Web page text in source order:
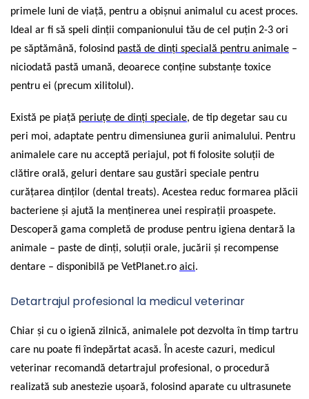
primele luni de viață, pentru a obișnui animalul cu acest proces.
Ideal ar fi să speli dinții companionului tău de cel puțin 2-3 ori
pe săptămână, folosind pastă de dinți specială pentru animale –
niciodată pastă umană, deoarece conține substanțe toxice
pentru ei (precum xilitolul).
Există pe piață periuțe de dinți speciale, de tip degetar sau cu
peri moi, adaptate pentru dimensiunea gurii animalului. Pentru
animalele care nu acceptă periajul, pot fi folosite soluții de
clătire orală, geluri dentare sau gustări speciale pentru
curățarea dinților (dental treats). Acestea reduc formarea plăcii
bacteriene și ajută la menținerea unei respirații proaspete.
Descoperă gama completă de produse pentru igiena dentară la
animale – paste de dinți, soluții orale, jucării și recompense
dentare – disponibilă pe VetPlanet.ro aici.
Detartrajul profesional la medicul veterinar
Chiar și cu o igienă zilnică, animalele pot dezvolta în timp tartru
care nu poate fi îndepărtat acasă. În aceste cazuri, medicul
veterinar recomandă detartrajul profesional, o procedură
realizată sub anestezie ușoară, folosind aparate cu ultrasunete